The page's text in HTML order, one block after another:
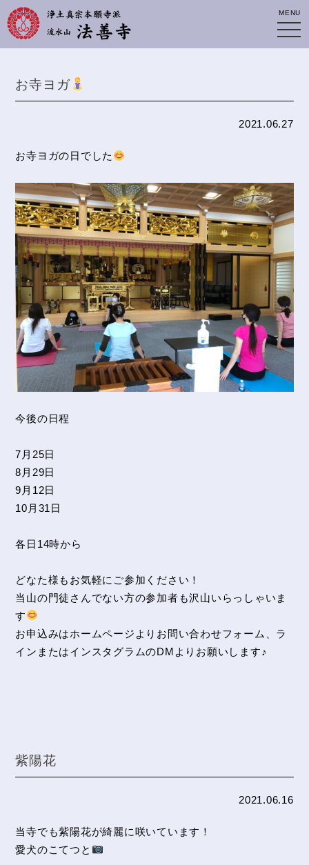
MENU
お寺ヨガ
2021.06.27
お寺ヨガの日でした
今後の日程
7月25日
8月29日
9月12日
10月31日
各日14時から
どなた様もお気軽にご参加ください！
当山の門徒さんでない方の参加者も沢山いらっしゃいま
す
お申込みはホームページよりお問い合わせフォーム、ラ
インまたはインスタグラムのDMよりお願いします♪
紫陽花
2021.06.16
当寺でも紫陽花が綺麗に咲いています！
愛犬のこてつと